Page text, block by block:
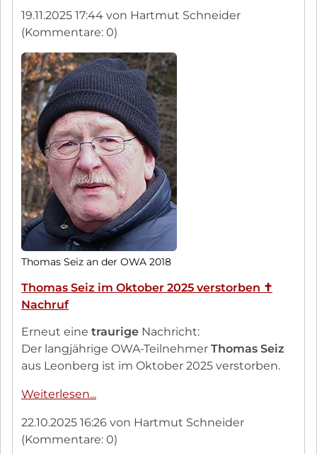
Infos
von
Edgar
19.11.2025 17:44 von Hartmut Schneider
(Kommentare: 0)
Thomas Seiz an der OWA 2018
Thomas Seiz im Oktober 2025 verstorben ✝︎
Nachruf
Erneut eine traurige Nachricht:
Der langjährige OWA-Teilnehmer Thomas Seiz
aus Leonberg ist im Oktober 2025 verstorben.
Weiterlesen...Thomas
im
Oktober
22.10.2025 16:26 von Hartmut Schneider
(Kommentare: 0)